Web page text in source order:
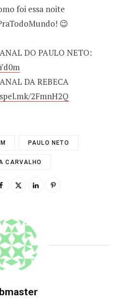
foi essa noite
😉
DO PAULO NETO:
DA REBECA
2FmnH2Q
PAULO NETO
CARVALHO